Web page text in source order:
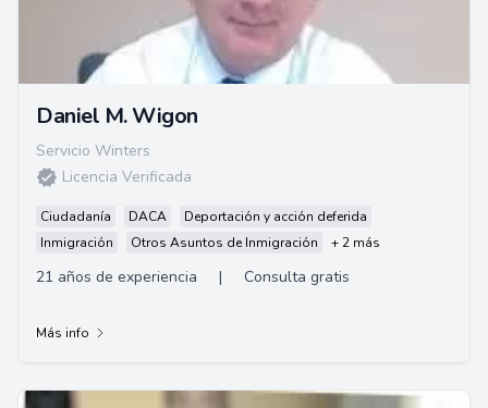
Daniel M. Wigon
Servicio Winters
Licencia Verificada
Ciudadanía DACA
Deportación y acción deferida
Inmigración
Otros Asuntos de Inmigración + 2 más
21 años de experiencia | Consulta gratis
Más info